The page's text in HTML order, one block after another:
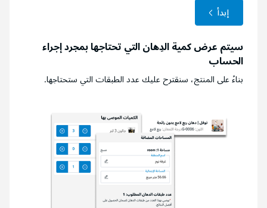
إبدأ
سيتم عرض كمية الدِهان التي تحتاجها بمجرد إجراء
الحساب
بناءً على المنتج، سنقترح عليك عدد الطبقات التي ستحتاجها.